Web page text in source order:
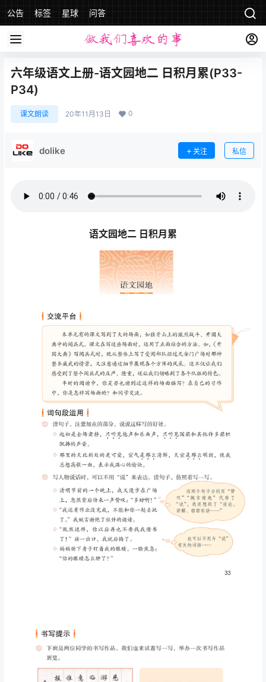
公告 标签 星球 问答
六年级语文上册-语文园地二 日积月累(P33-
P34)
课文朗读 20年11月13日 0
dolike 关注 私信
语文园地二 日积月累